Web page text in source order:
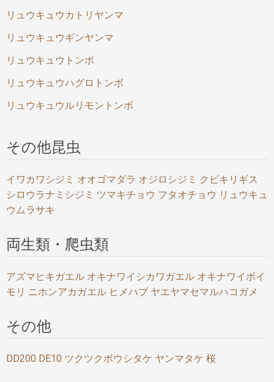
リュウキュウカトリヤンマ
リュウキュウギンヤンマ
リュウキュウトンボ
リュウキュウハグロトンボ
リュウキュウルリモントンボ
その他昆虫
イワカワシジミ オオゴマダラ オジロシジミ クビキリギス
シロウラナミシジミ ツマキチョウ フタオチョウ リュウキュ
ウムラサキ
両生類・爬虫類
アズマヒキガエル オキナワイシカワガエル オキナワイボイ
モリ ニホンアカガエル ヒメハブ ヤエヤマセマルハコガメ
その他
DD200 DE10 ツクツクボウシタケ ヤンマタケ 桜